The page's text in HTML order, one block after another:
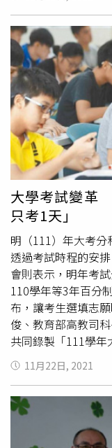
定案。陳鐵虎認為
採1%，從
分，相對來說範圍
得這麼辛苦，都不
相當清楚，大多數
於學測只考高一、
在學測時積極搶學
的名額，國教行動
分科測驗的名額，
境不佳的孩子，都
子，如果學測考得
而對於中上程度、
到私立學校，若能
學費。」108課綱特
外界都拭目以待。
重所謂的「素養」
沒有考古題可參考
安。陳鐵虎說，「
家普遍都認為每個
知道考卷會有幾頁
課綱，已經過大約
是「不要常常改來
陳鐵虎也詢問過高
你們大人在做決定
監事王瀚陽認為，
因素後，就變得急
測是108課綱實行
大學考試變革
只考1天」
明（111）年大考
透過考試時程的安
會則表示，明年考
110學年等3年百分
布，讓考生選填志
俊、教育部高教司
共同錄製「111學
明會」影片放上
大學考招制度。過去
驗後，調整為2天考
等4科，第2天考歷
文、英文及數學乙
任周兆民表示，明
11月22日, 2021